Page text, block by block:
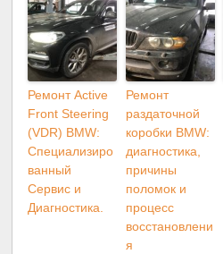
Ремонт Active
Front Steering
(VDR) BMW:
Специализиро
ванный
Сервис и
Диагностика.
Ремонт
раздаточной
коробки BMW:
диагностика,
причины
поломок и
процесс
восстановлени
я